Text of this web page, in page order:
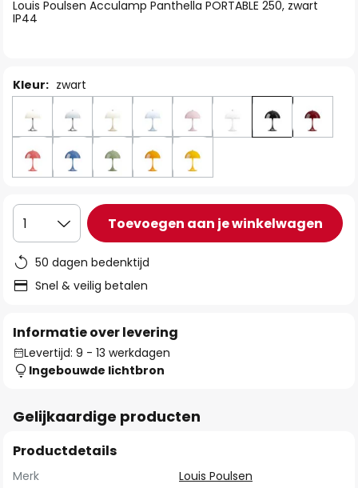
de
Louis Poulsen Acculamp Panthella PORTABLE 250, zwart
IP44
Kleur: zwart
1 Toevoegen aan je winkelwagen
50 dagen bedenktijd
Snel & veilig betalen
Informatie over levering
Levertijd: 9 - 13 werkdagen
Ingebouwde lichtbron
Gelijkaardige producten
Productdetails
Merk
Louis Poulsen